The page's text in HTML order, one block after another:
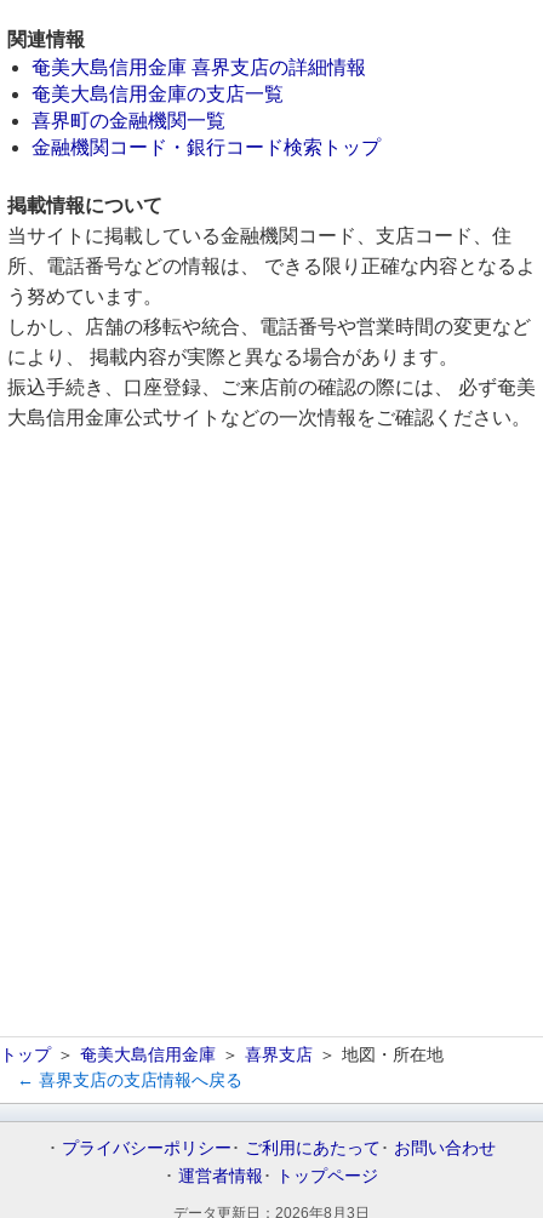
関連情報
奄美大島信用金庫 喜界支店の詳細情報
奄美大島信用金庫の支店一覧
喜界町の金融機関一覧
金融機関コード・銀行コード検索トップ
掲載情報について
当サイトに掲載している金融機関コード、支店コード、住
所、電話番号などの情報は、 できる限り正確な内容となるよ
う努めています。
しかし、店舗の移転や統合、電話番号や営業時間の変更など
により、 掲載内容が実際と異なる場合があります。
振込手続き、口座登録、ご来店前の確認の際には、 必ず奄美
大島信用金庫公式サイトなどの一次情報をご確認ください。
トップ 奄美大島信用金庫 喜界支店
地図・所在地
← 喜界支店の支店情報へ戻る
プライバシーポリシー ご利用にあたって
お問い合わせ
運営者情報
トップページ
データ更新日： 2026年8月3日